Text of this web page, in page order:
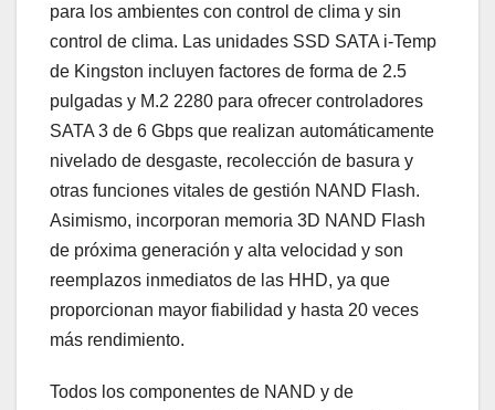
para los ambientes con control de clima y sin
control de clima. Las unidades SSD SATA i-Temp
de Kingston incluyen factores de forma de 2.5
pulgadas y M.2 2280 para ofrecer controladores
SATA 3 de 6 Gbps que realizan automáticamente
nivelado de desgaste, recolección de basura y
otras funciones vitales de gestión NAND Flash.
Asimismo, incorporan memoria 3D NAND Flash
de próxima generación y alta velocidad y son
reemplazos inmediatos de las HHD, ya que
proporcionan mayor fiabilidad y hasta 20 veces
más rendimiento.
Todos los componentes de NAND y de